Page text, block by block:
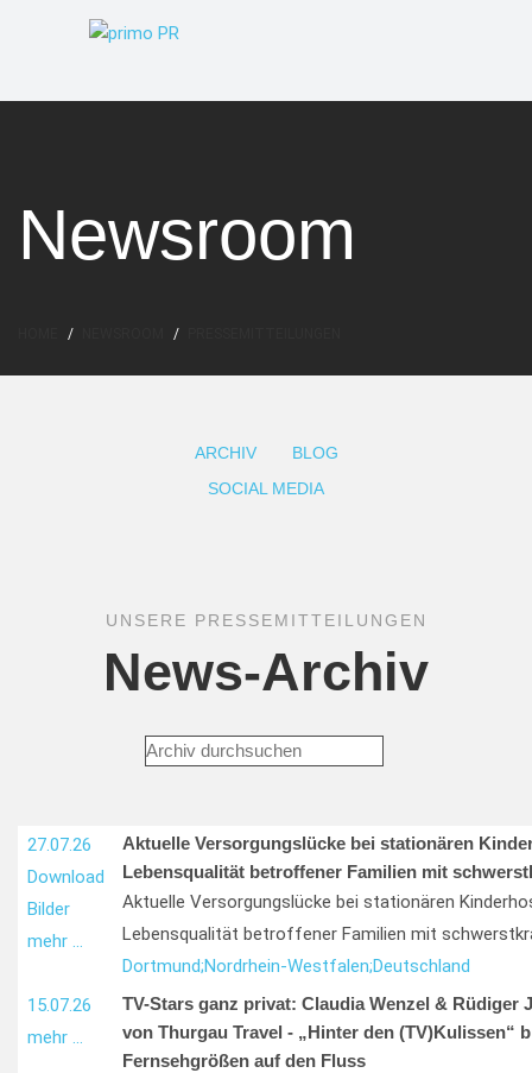
Newsroom
ARCHIV
BLOG
SOCIAL MEDIA
UNSERE PRESSEMITTEILUNGEN
News-Archiv
27.07.26
Download
Bilder
mehr …
Aktuelle Versorgungslücke bei stationären
Lebensqualität betroffener Familien mit
Aktuelle Versorgungslücke bei stationären
Lebensqualität betroffener Familien mit
Dortmund;Nordrhein-Westfalen;Deutschland
15.07.26
mehr …
TV-Stars ganz privat: Claudia Wenzel & Rüdiger
von Thurgau Travel - „Hinter den (TV)Kulissen“
Fernsehgrößen auf den Fluss